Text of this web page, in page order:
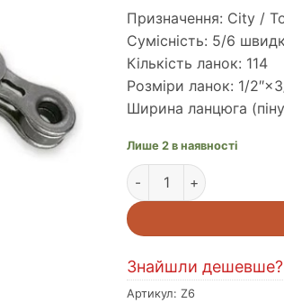
Призначення: City /
Сумісність: 5/6
Кількість ланок: 114
Розміри ланок: 1/
Ширина ланцюга
Лише 2 в наявності
Ланцюг KMC Z6 Grey 6
Знайшли дешевше?
Артикул: Z6